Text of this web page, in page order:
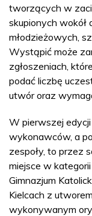
tworzących w
skupionych wokół
młodzieżowych,
Wystąpić może
zgłoszeniach,
podać liczbę
utwór oraz
W pierwszej
wykonawców, a
zespoły, to przez
miejsce w
Gimnazjum
Kielcach z
wykonywanym